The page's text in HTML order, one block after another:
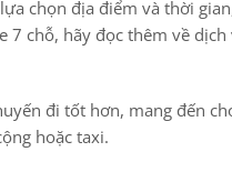
chọn địa điểm và thời
7 chỗ, hãy đọc thêm về dịch
đi tốt hơn, mang đến
hoặc taxi.